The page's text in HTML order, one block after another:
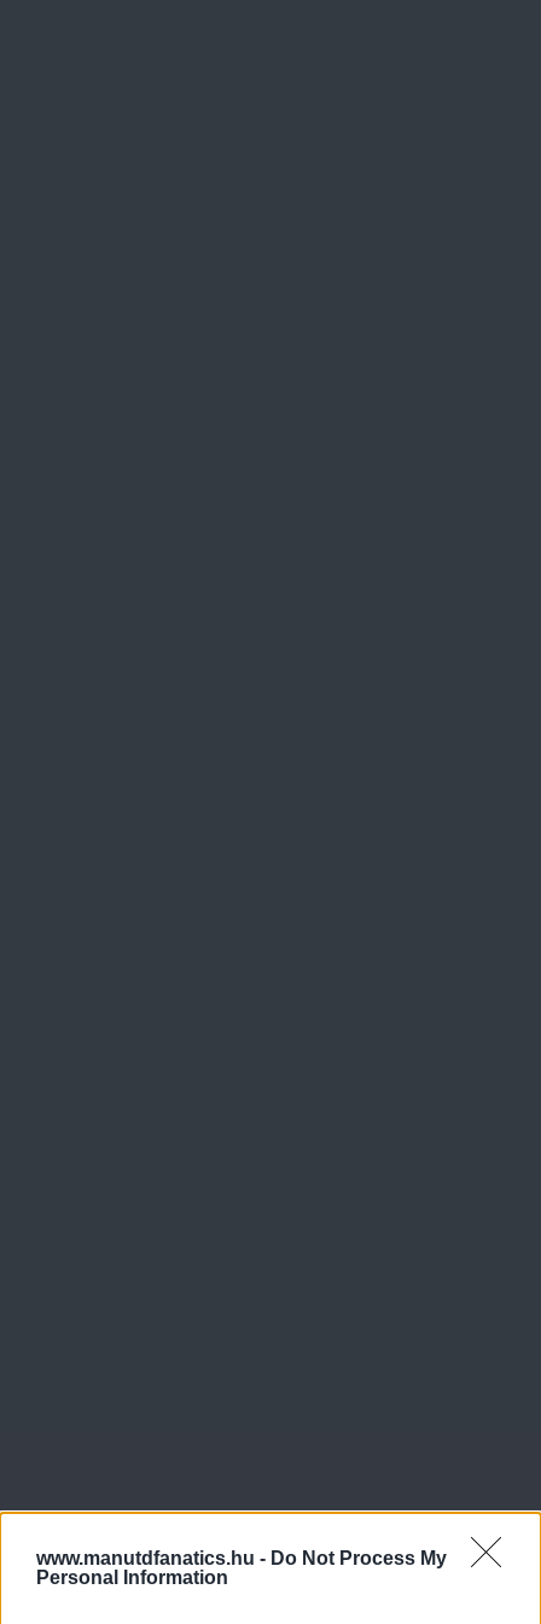
www.manutdfanatics.hu - Do Not Process My
Personal Information